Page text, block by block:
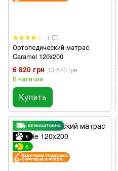
1
Ортопедический матрас
Caramel 120х200
6 820 грн 13 640 грн
В наличии
Купить
6
6